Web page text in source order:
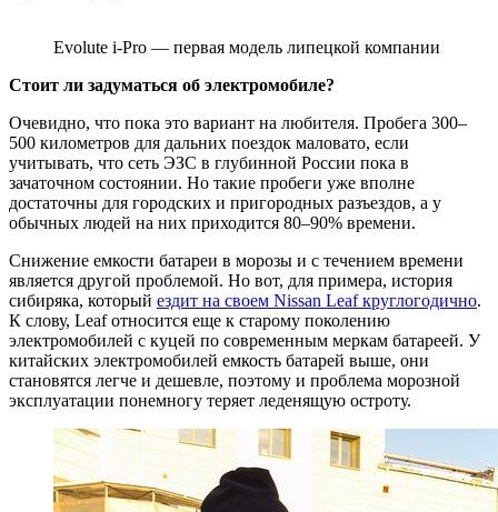
Evolute i-Pro — первая модель липецкой компании
Стоит ли задуматься об электромобиле?
Очевидно, что пока это вариант на любителя. Пробега 300–
500 километров для дальних поездок маловато, если
учитывать, что сеть ЭЗС в глубинной России пока в
зачаточном состоянии. Но такие пробеги уже вполне
достаточны для городских и пригородных разъездов, а у
обычных людей на них приходится 80–90% времени.
Снижение емкости батареи в морозы и с течением времени
является другой проблемой. Но вот, для примера, история
сибиряка, который ездит на своем Nissan Leaf круглогодично.
К слову, Leaf относится еще к старому поколению
электромобилей с куцей по современным меркам батареей. У
китайских электромобилей емкость батарей выше, они
становятся легче и дешевле, поэтому и проблема морозной
эксплуатации понемногу теряет леденящую остроту.